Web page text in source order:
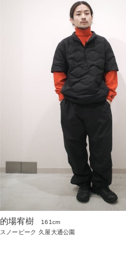
的場宥樹
161cm
スノーピーク 久屋大通公園